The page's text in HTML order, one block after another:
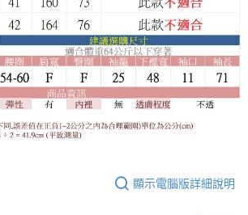
顯示電腦版詳細說明